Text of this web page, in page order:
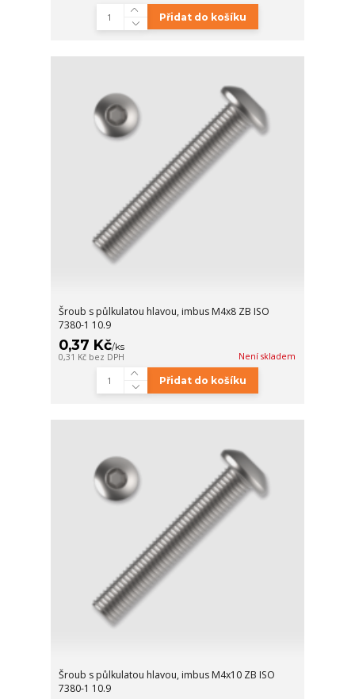
Přidat do košíku
Šroub s půlkulatou hlavou, imbus M4x8 ZB ISO
7380-1 10.9
0,37 Kč/ks
0,31 Kč bez DPH Není skladem
Přidat do košíku
Šroub s půlkulatou hlavou, imbus M4x10 ZB ISO
7380-1 10.9